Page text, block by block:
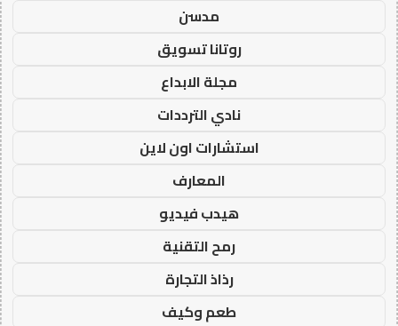
مدسن
روتانا تسويق
مجلة الابداع
نادي الترددات
استشارات اون لاين
المعارف
هيدب فيديو
رمح التقنية
رذاذ التجارة
طعم وكيف